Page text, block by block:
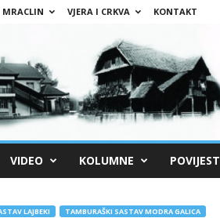
MRACLIN VJERA I CRKVA KONTAKT
VIDEO KOLUMNE POVIJEST
LAJBEKI TAMBURAŠKI SASTAV MODRA GALICA